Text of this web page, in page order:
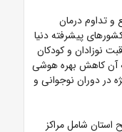
و تداوم درمان
پیشرفته دنیا
نوزادان و کودکان
آن کاهش بهره هوشی
در دوران نوجوانی و
۴۰ مرکز در سطح استان شامل مراکز